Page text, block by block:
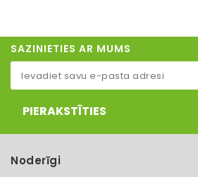
SAZINIETIES AR MUMS
PIERAKSTĪTIES
Noderīgi